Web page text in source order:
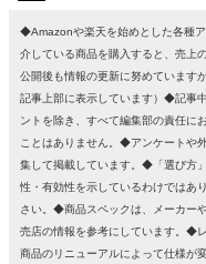
◆Amazonや楽天を始めとした各種
介している商品を購入すると、売上
公開後も情報の更新に努めています
記事上部に表示しています）◆記事
ントを除き、すべて編集部の責任に
ことはありません。◆アンケートや
集して掲載しています。◆「選び方
性・有効性を示しているわけではあ
さい。◆商品スペックは、メーカー
売店の情報を参考にしています。◆
商品のリニューアルによって仕様が